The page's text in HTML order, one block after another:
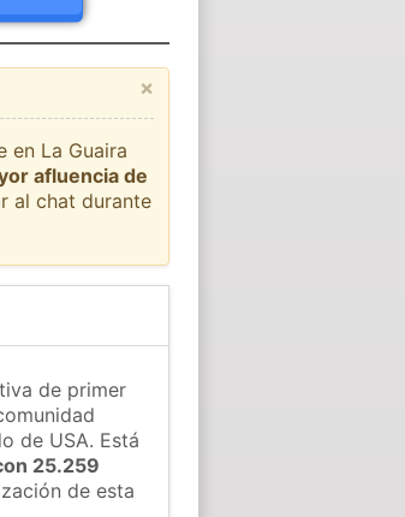
×
en La Guaira
afluencia de
al chat durante
de primer
de USA. Está
25.259
de esta